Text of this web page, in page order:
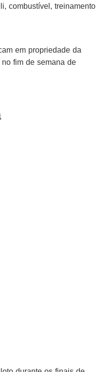
combustível, treinamento
em propriedade da
fim de semana de